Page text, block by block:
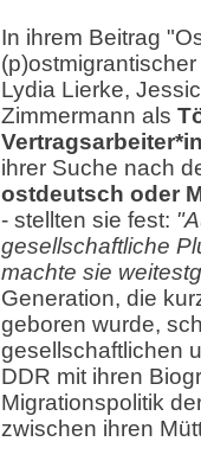
In ihrem Beitrag
Lydia Lierke,
Zimmermann als
ihrer Suche nach
ostdeutsch oder
- stellten sie fest:
gesellschaftliche
machte sie
Generation, die
geboren wurde,
gesellschaftlichen
DDR mit ihren
Migrationspolitik
zwischen ihren